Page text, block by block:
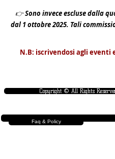
👉Sono invece escluse dalla
dal 1 ottobre 2025. Tali
N.B: iscrivendosi agli
Faq & Policy
Copyright © All Rights